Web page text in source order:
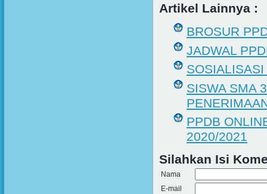
Artikel Lainnya :
BROSUR
JADWAL
SISWA SMA
PPDB
2020/2021
Silahkan Isi
Nama
E-mail